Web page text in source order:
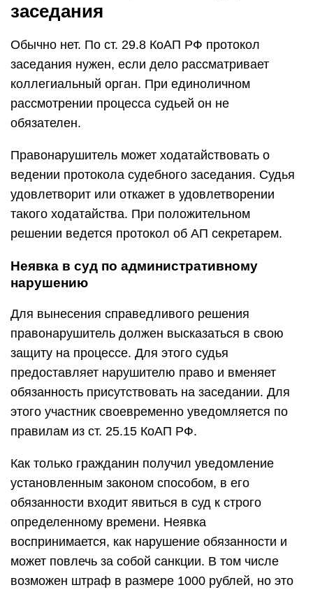
заседания
Обычно нет. По ст. 29.8 КоАП РФ протокол
заседания нужен, если дело рассматривает
коллегиальный орган. При единоличном
рассмотрении процесса судьей он не
обязателен.
Правонарушитель может ходатайствовать о
ведении протокола судебного заседания. Судья
удовлетворит или откажет в удовлетворении
такого ходатайства. При положительном
решении ведется протокол об АП секретарем.
Неявка в суд по административному
нарушению
Для вынесения справедливого решения
правонарушитель должен высказаться в свою
защиту на процессе. Для этого судья
предоставляет нарушителю право и вменяет
обязанность присутствовать на заседании. Для
этого участник своевременно уведомляется по
правилам из ст. 25.15 КоАП РФ.
Как только гражданин получил уведомление
установленным законом способом, в его
обязанности входит явиться в суд к строго
определенному времени. Неявка
воспринимается, как нарушение обязанности и
может повлечь за собой санкции. В том числе
возможен штраф в размере 1000 рублей, но это